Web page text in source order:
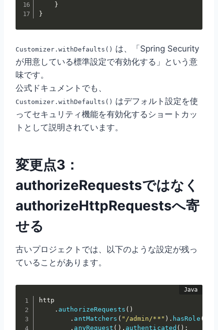
}
}
Customizer.withDefaults() は、「Spring Security
が用意している標準設定で有効化する」という意
味です。
公式ドキュメントでも、
Customizer.withDefaults() はデフォルト設定を使
ってセキュリティ機能を有効化するショートカッ
トとして説明されています。
変更点3：
authorizeRequestsではなく
authorizeHttpRequestsへ寄
せる
古いプロジェクトでは、以下のような設定が残っ
ていることがあります。
http
. authorizeRequests ( )
. antMatchers ( "/admin/**" ) . hasRole (
. anyRequest ( ) . authenticated ( ) ;